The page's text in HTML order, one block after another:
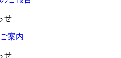
せ
案内
せ